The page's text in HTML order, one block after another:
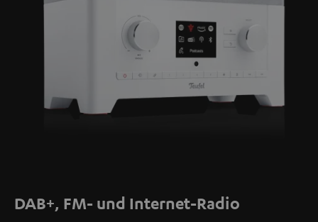
DAB+, FM- und Internet-Radio